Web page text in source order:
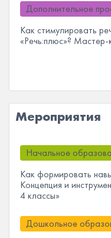
Дополнительное
Как стимулировать
«Речь:плюс»?
Мероприятия
Начальное
Как формировать
Концепция и
4 классы»
Дошкольное